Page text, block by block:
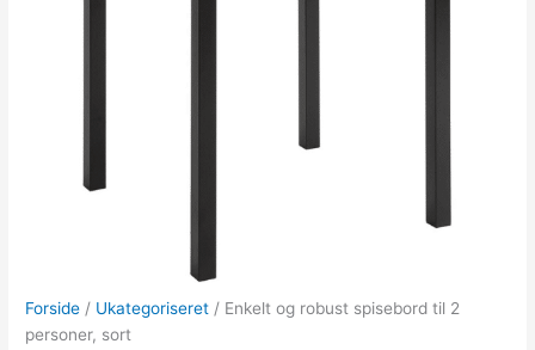
Forside / Ukategoriseret / Enkelt og robust spisebord til 2
personer, sort